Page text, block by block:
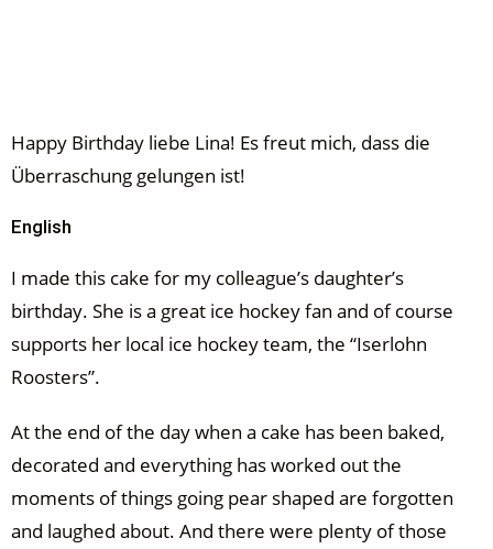
Happy Birthday liebe Lina! Es freut mich, dass die
Überraschung gelungen ist!
English
I made this cake for my colleague’s daughter’s
birthday. She is a great ice hockey fan and of course
supports her local ice hockey team, the “Iserlohn
Roosters”.
At the end of the day when a cake has been baked,
decorated and everything has worked out the
moments of things going pear shaped are forgotten
and laughed about. And there were plenty of those